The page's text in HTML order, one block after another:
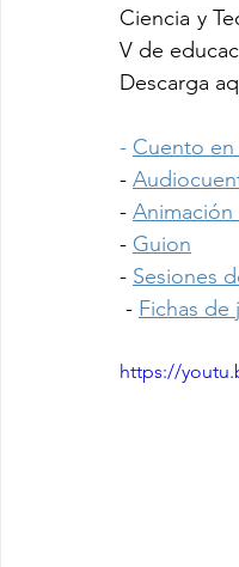
Ciencia y
V de
Descarga
- Cuento
-
-
- Guion
- Sesiones
- Fichas de
https://